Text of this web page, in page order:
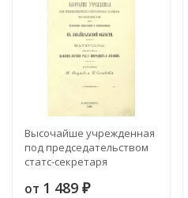
Высочайше учрежденная
под председательством
статс-секретаря
исследования
от 1 489 ₽